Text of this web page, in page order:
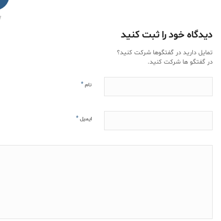
دیدگاه خود را ثبت کنید
تمایل دارید در گفتگوها شرکت کنید؟
در گفتگو ها شرکت کنید.
نام *
ایمیل *